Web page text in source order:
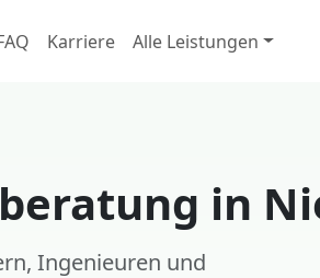
Karriere Alle Leistungen
in
Ingenieuren und